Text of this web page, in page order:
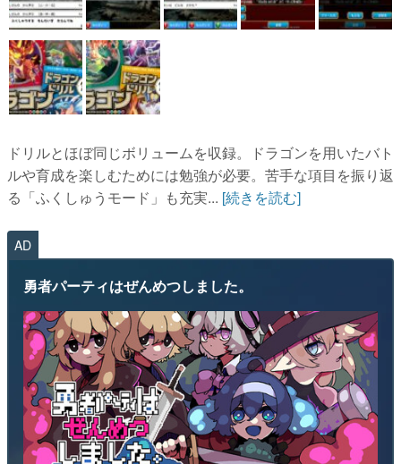
ドリルとほぼ同じボリュームを収録。ドラゴンを用いたバト
ルや育成を楽しむためには勉強が必要。苦手な項目を振り返
る「ふくしゅうモード」も充実... [続きを読む]
AD
勇者パーティはぜんめつしました。